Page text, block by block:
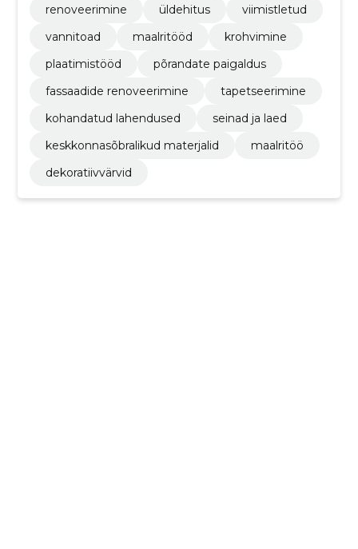
renoveerimine
üldehitus
viimistletud
vannitoad
maalritööd
krohvimine
plaatimistööd
põrandate paigaldus
fassaadide renoveerimine
tapetseerimine
kohandatud lahendused
seinad ja laed
keskkonnasõbralikud materjalid
maalritöö
dekoratiivvärvid